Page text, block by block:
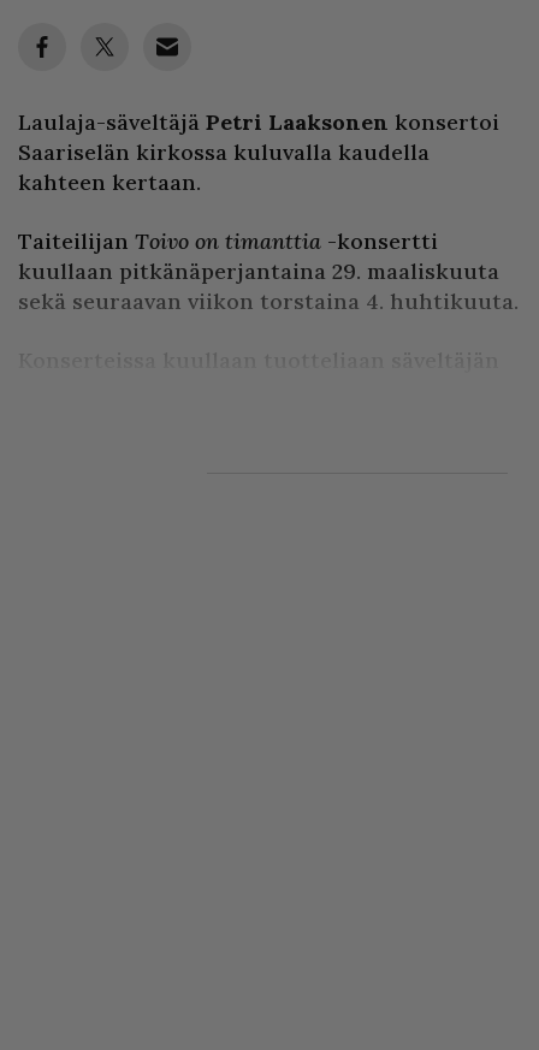
Laulaja-säveltäjä Petri Laaksonen konsertoi
Saariselän kirkossa kuluvalla kaudella
kahteen kertaan.
Taiteilijan Toivo on timanttia -konsertti
kuullaan pitkänäperjantaina 29. maaliskuuta
sekä seuraavan viikon torstaina 4. huhtikuuta.